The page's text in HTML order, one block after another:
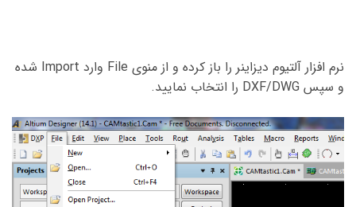
نرم افزار آلتیوم دیزاینر را باز کرده و از منوی File وارد Import شده
و سپس DXF/DWG را انتخاب نمایید.